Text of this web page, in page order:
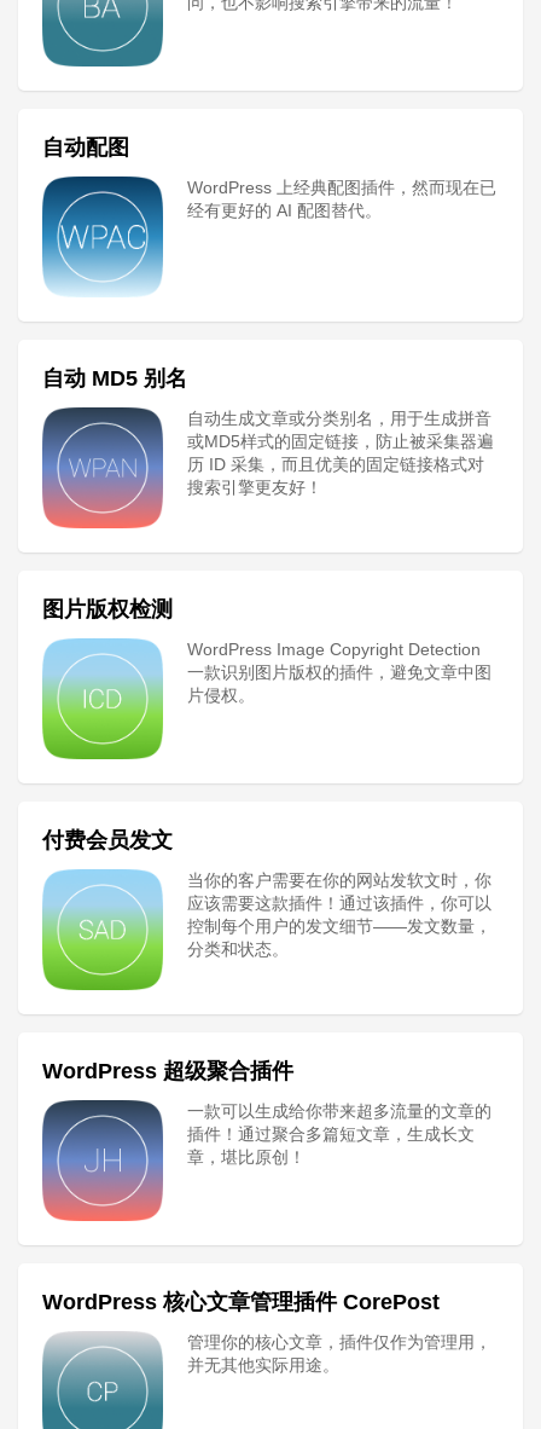
自动配图
WordPress 上经典配图插件，然而现在已
经有更好的 AI 配图替代。
自动 MD5 别名
自动生成文章或分类别名，用于生成拼音
或MD5样式的固定链接，防止被采集器遍
历 ID 采集，而且优美的固定链接格式对
搜索引擎更友好！
图片版权检测
WordPress Image Copyright Detection
一款识别图片版权的插件，避免文章中图
片侵权。
付费会员发文
当你的客户需要在你的网站发软文时，你
应该需要这款插件！通过该插件，你可以
控制每个用户的发文细节——发文数量，
分类和状态。
WordPress 超级聚合插件
一款可以生成给你带来超多流量的文章的
插件！通过聚合多篇短文章，生成长文
章，堪比原创！
WordPress 核心文章管理插件 CorePost
管理你的核心文章，插件仅作为管理用，
并无其他实际用途。